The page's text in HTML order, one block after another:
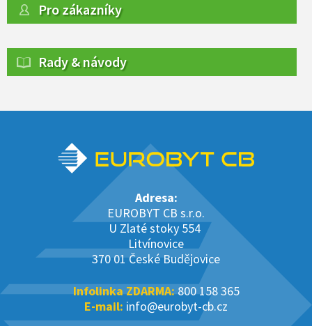
Pro zákazníky
Rady & návody
Adresa:
EUROBYT CB s.r.o.
U Zlaté stoky 554
Litvínovice
370 01 České Budějovice
Infolinka ZDARMA:800 158 365
E-mail: info@eurobyt-cb.cz